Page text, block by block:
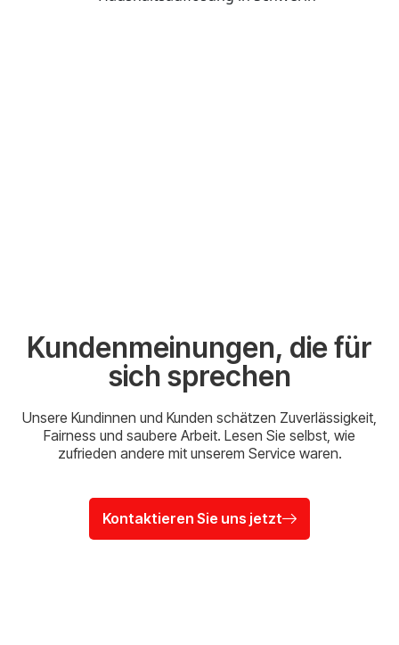
Kundenmeinungen, die für
sich sprechen
Unsere Kundinnen und Kunden schätzen Zuverlässigkeit,
Fairness und saubere Arbeit. Lesen Sie selbst, wie
zufrieden andere mit unserem Service waren.
Kontaktieren Sie uns jetzt